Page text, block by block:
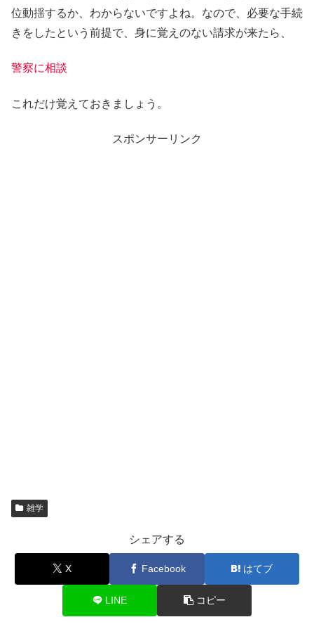
位動揺するか、わからないですよね。なので、必要な手続
きをしたという前提で、身に覚えのない請求が来たら、
警察に相談
これだけ覚えておきましょう。
スポンサーリンク
雑学
シェアする
X Facebook はてブ
LINE コピー